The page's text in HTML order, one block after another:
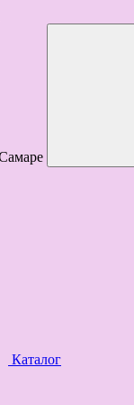
Каталог